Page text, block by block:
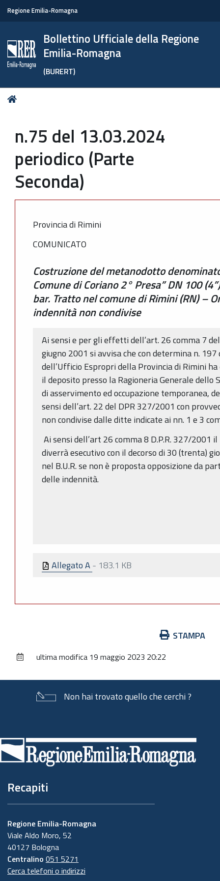
Regione Emilia-Romagna
Bollettino Ufficiale della Regione
Emilia-Romagna
(BURERT)
Tu
n.75 del 13.03.2024
periodico (Parte
Seconda)
Provincia di Rimini
COMUNICATO
Costruzione del metanodotto
Comune di Coriano 2° Presa” DN 100
bar. Tratto nel comune di Rimini (RN) –
indennità non condivise
Ai sensi e per gli effetti dell’art. 26 comma 7
giugno 2001 si avvisa che con determina n.
dell’Ufficio Espropri della Provincia di Rimini
il deposito presso la Ragioneria Generale
di asservimento ed occupazione temporanea,
sensi dell’art. 22 del DPR 327/2001 con
non condivise dalle ditte indicate ai nn. 1 e 3
Ai sensi dell’art 26 comma 8 D.P.R. 327/2001
diverrà esecutivo con il decorso di 30 (trenta)
nel B.U.R. se non è proposta opposizione da
delle indennità.
Allegato A- 183.1 KB
documento
STAMPA
ultima modifica 19 maggio 2023 20:22
Non hai trovato quello che cerchi ?
di
pagina
Recapiti
Regione Emilia-Romagna
Viale Aldo Moro, 52
40127 Bologna
Centralino 051 5271
Cerca telefoni o indirizzi